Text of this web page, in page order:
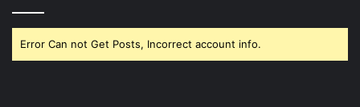
Error Can not Get Posts, Incorrect account info.